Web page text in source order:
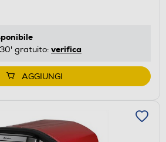
gratuito: verifica
AGGIUNGI